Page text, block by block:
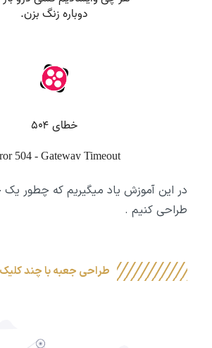
در این آموزش یاد میگیریم که چطور
طراحی کنیم .
طراحی جعبه با چند کلیک